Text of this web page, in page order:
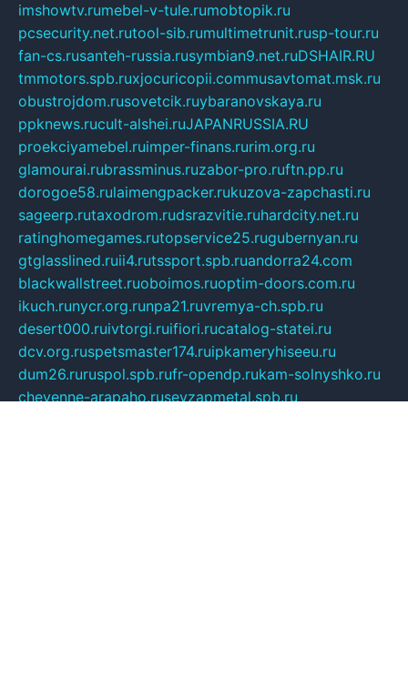
imshowtv.rumebel-v-tule.rumobtopik.ru
pcsecurity.net.rutool-sib.rumultimetrunit.rusp-tour.ru
fan-cs.rusanteh-russia.rusymbian9.net.ruDSHAIR.RU
tmmotors.spb.ruxjocuricopii.commusavtomat.msk.ru
obustrojdom.rusovetcik.ruybaranovskaya.ru
ppknews.rucult-alshei.ruJAPANRUSSIA.RU
proekciyamebel.ruimper-finans.rurim.org.ru
glamourai.rubrassminus.ruzabor-pro.ruftn.pp.ru
dorogoe58.rulaimengpacker.rukuzova-zapchasti.ru
sageerp.rutaxodrom.rudsrazvitie.ruhardcity.net.ru
ratinghomegames.rutopservice25.rugubernyan.ru
gtglasslined.ruii4.rutssport.spb.ruandorra24.com
blackwallstreet.ruoboimos.ruoptim-doors.com.ru
ikuch.runycr.org.runpa21.ruvremya-ch.spb.ru
desert000.ruivtorgi.ruifiori.rucatalog-statei.ru
dcv.org.ruspetsmaster174.ruipkameryhiseeu.ru
dum26.ruruspol.spb.rufr-opendp.rukam-solnyshko.ru
cheyenne-arapaho.rusevzapmetal.spb.ru